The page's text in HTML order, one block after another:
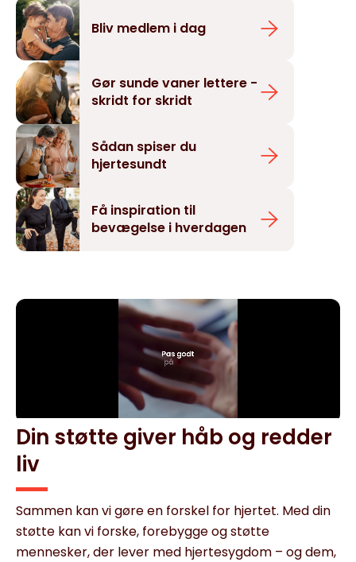
Bliv medlem i dag
Gør sunde vaner lettere -
skridt for skridt
Sådan spiser du
hjertesundt
Få inspiration til
bevægelse i hverdagen
Din støtte giver håb og redder
liv
Sammen kan vi gøre en forskel for hjertet. Med din
støtte kan vi forske, forebygge og støtte
mennesker, der lever med hjertesygdom – og dem,